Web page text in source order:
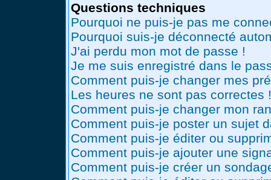
Questions techniques
Pourquoi ne puis-je pas me
Pourquoi suis-je déconnecté
J'ai perdu mon mot de passe !
Je me suis enregistré dans le
Comment puis-je changer mes
Les heures ne sont pas correctes !
Comment puis-je changer mon
Comment puis-je poster un sujet
Comment puis-je éditer ou
Comment puis-je ajouter une
Comment puis-je créer un